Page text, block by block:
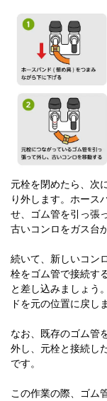
元栓を閉めたら、次
り外します。ホース
せ、ゴム管を引っ張
古いコンロをガス台
続いて、新しいコン
栓をゴム管で接続す
と差し込みましょう
ドを元の位置に戻し
なお、既存のゴム管
外し、元栓と接続し
です。
この作業の際、ゴム